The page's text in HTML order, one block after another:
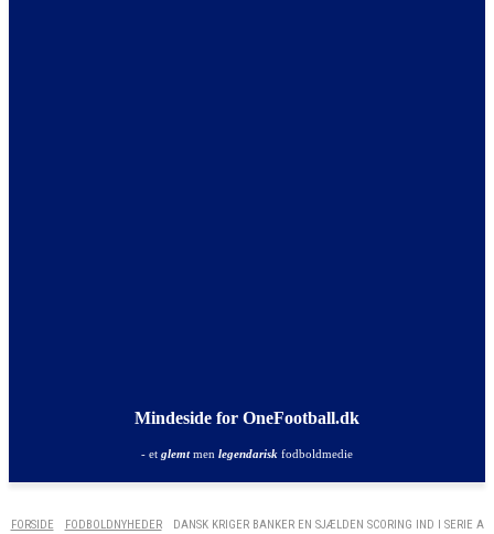
Mindeside for OneFootball.dk
- et glemtmen legendarisk fodboldmedie
FORSIDE FODBOLDNYHEDER DANSK KRIGER BANKER EN SJÆLDEN SCORING IND I SERIE A